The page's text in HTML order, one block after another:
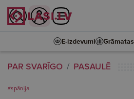
E-izdevumi Grāmatas
PAR SVARĪGO PASAULĒ
#spānija